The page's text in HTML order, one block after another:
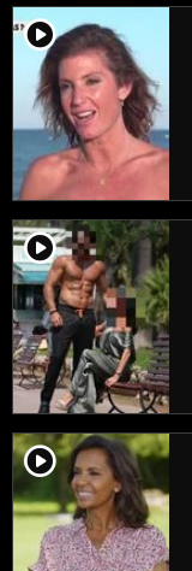
player2
player2
player2